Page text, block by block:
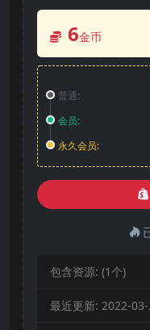
6金币
普通:
会员:
永久会员:
包含资源: (1个)
最近更新: 2022-